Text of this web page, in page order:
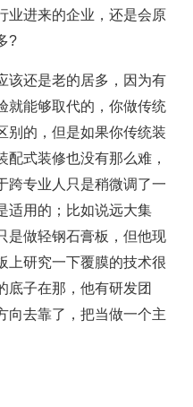
业进来的企业，还是会原
?
该还是老的居多，因为有
就能够取代的，你做传统
别的，但是如果你传统装
式装修也没有那么难，
跨专业人只是稍微调了一
适用的；比如说远大集
是做轻钢石膏板，但他现
上研究一下覆膜的技术很
底子在那，他有研发团
向去靠了，把当做一个主